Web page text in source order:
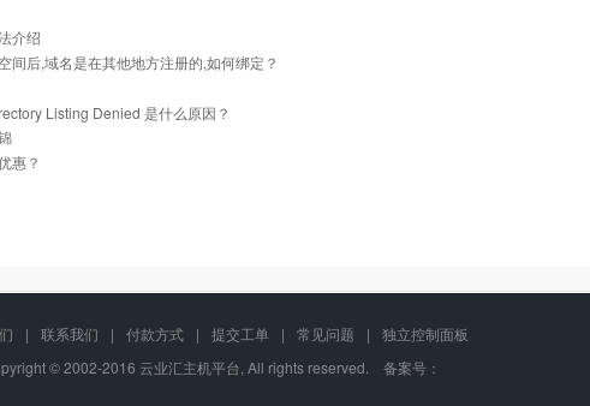
介绍
间后,域名是在其他地方注册的,如何绑定？
Listing Denied 是什么原因？
惠？
| 联系我们 | 付款方式 | 提交工单 | 常见问题 |
独立控制面板
© 2002-2016 云业汇主机平台, All rights reserved. 备案号：